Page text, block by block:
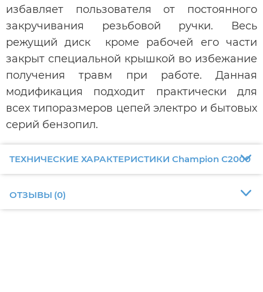
избавляет пользователя от постоянного
закручивания резьбовой ручки. Весь
режущий диск кроме рабочей его части
закрыт специальной крышкой во избежание
получения травм при работе. Данная
модификация подходит практически для
всех типоразмеров цепей электро и бытовых
серий бензопил.
ТЕХНИЧЕСКИЕ ХАРАКТЕРИСТИКИ Champion С2000
ОТЗЫВЫ (0)